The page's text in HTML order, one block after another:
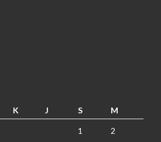
K J S M
1 2